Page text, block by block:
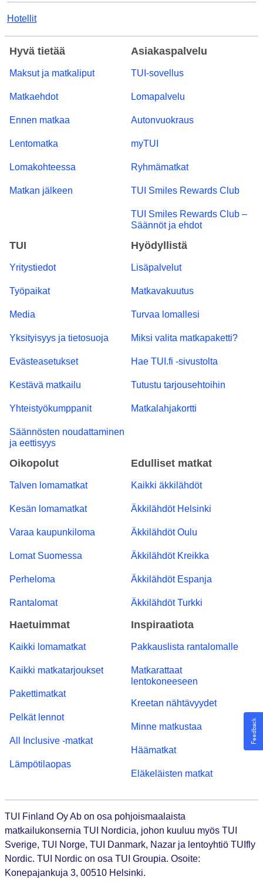
Hotellit
Hyvä tietää
Maksut ja matkaliput
Matkaehdot
Ennen matkaa
Lentomatka
Lomakohteessa
Matkan jälkeen
Asiakaspalvelu
TUI-sovellus
Lomapalvelu
Autonvuokraus
myTUI
Ryhmämatkat
TUI Smiles Rewards Club
TUI Smiles Rewards Club –
Säännöt ja ehdot
TUI
Yritystiedot
Työpaikat
Media
Yksityisyys ja tietosuoja
Evästeasetukset
Kestävä matkailu
Yhteistyökumppanit
Säännösten noudattaminen
ja eettisyys
Hyödyllistä
Lisäpalvelut
Matkavakuutus
Turvaa lomallesi
Miksi valita matkapaketti?
Hae TUI.fi -sivustolta
Tutustu tarjousehtoihin
Matkalahjakortti
Oikopolut
Talven lomamatkat
Kesän lomamatkat
Varaa kaupunkiloma
Lomat Suomessa
Perheloma
Rantalomat
Edulliset matkat
Kaikki äkkilähdöt
Äkkilähdöt Helsinki
Äkkilähdöt Oulu
Äkkilähdöt Kreikka
Äkkilähdöt Espanja
Äkkilähdöt Turkki
Haetuimmat
Kaikki lomamatkat
Kaikki matkatarjoukset
Pakettimatkat
Pelkät lennot
All Inclusive -matkat
Lämpötilaopas
Inspiraatiota
Pakkauslista rantalomalle
Matkarattaat
lentokoneeseen
Kreetan nähtävyydet
Minne matkustaa
Häämatkat
Eläkeläisten matkat
TUI Finland Oy Ab on osa pohjoismaalaista
matkailukonsernia TUI Nordicia, johon kuuluu myös TUI
Sverige, TUI Norge, TUI Danmark, Nazar ja lentoyhtiö TUIfly
Nordic. TUI Nordic on osa TUI Groupia. Osoite:
Konepajankuja 3, 00510 Helsinki.
Feedback